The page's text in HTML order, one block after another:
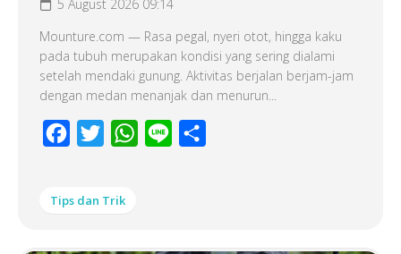
5 August 2026 09:14
Mounture.com — Rasa pegal, nyeri otot, hingga kaku
pada tubuh merupakan kondisi yang sering dialami
setelah mendaki gunung. Aktivitas berjalan berjam-jam
dengan medan menanjak dan menurun...
Facebook
Twitter WhatsApp
Line
Tips dan Trik